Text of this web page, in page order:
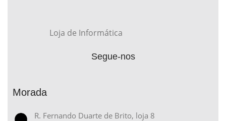
Loja de Informática
Segue-nos
Morada
R. Fernando Duarte de Brito, loja 8